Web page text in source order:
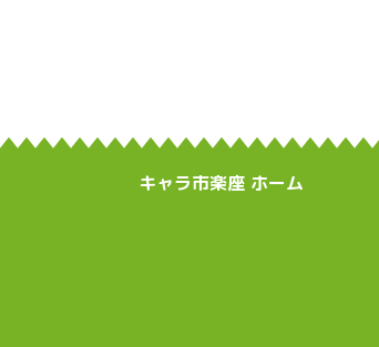
キャラ市楽座 ホーム